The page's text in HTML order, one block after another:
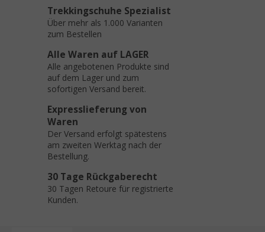
Trekkingschuhe Spezialist
Über mehr als 1.000 Varianten
zum Bestellen
Alle Waren auf LAGER
Alle angebotenen Produkte sind
auf dem Lager und zum
sofortigen Versand bereit.
Expresslieferung von
Waren
Der Versand erfolgt spätestens
am zweiten Werktag nach der
Bestellung.
30 Tage Rückgaberecht
30 Tagen Retoure für registrierte
Kunden.